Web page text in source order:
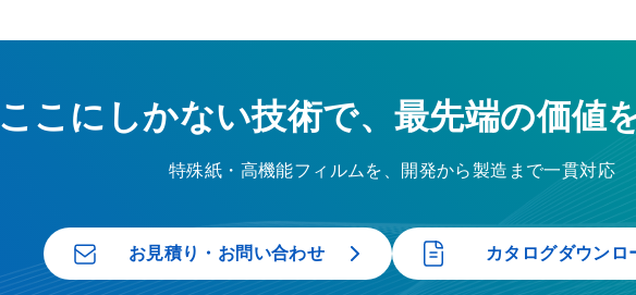
ここにしかない技術で、最先端の価値
特殊紙・高機能フィルムを、開発から製造まで一貫対応
お見積り・お問い合わせ カタログダウンロ